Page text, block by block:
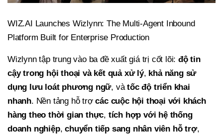
WIZ.AI Launches Wizlynn: The Multi-Agent Inbound
Platform Built for Enterprise Production
Wizlynn tập trung vào ba đề xuất giá trị cốt lõi: độ tin
cậy trong hội thoại và kết quả xử lý, khả năng sử
dụng lưu loát phương ngữ, vàtốc độ triển khai
nhanh. Nền tảng hỗ trợcác cuộc hội thoại với khách
hàng theo thời gian thực, tích hợp với hệ thống
doanh nghiệp,chuyển tiếp sang nhân viên hỗ trợ,